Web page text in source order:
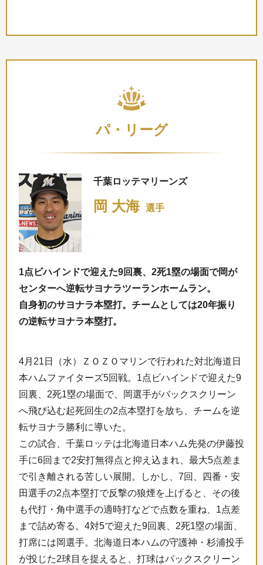
パ・リーグ
千葉ロッテマリーンズ
岡 大海 選手
1点ビハインドで迎えた9回裏、2死1塁の場面で岡が
センターへ逆転サヨナラツーランホームラン。
自身初のサヨナラ本塁打。チームとしては20年振り
の逆転サヨナラ本塁打。
4月21日（水）ＺＯＺＯマリンで行われた対北海道日
本ハムファイターズ5回戦。1点ビハインドで迎えた9
回裏、2死1塁の場面で、岡選手がバックスクリーン
へ飛び込む起死回生の2点本塁打を放ち、チームを逆
転サヨナラ勝利に導いた。
この試合、千葉ロッテは北海道日本ハム先発の伊藤投
手に6回まで2安打無得点と抑え込まれ、最大5点差ま
で引き離される苦しい展開。しかし、7回、四番・安
田選手の2点本塁打で反撃の狼煙を上げると、その後
も代打・角中選手の適時打などで点数を重ね、1点差
まで詰め寄る。4対5で迎えた9回裏、2死1塁の場面、
打席には岡選手。北海道日本ハムの守護神・杉浦投手
が投じた2球目を捉えると、打球はバックスクリーン